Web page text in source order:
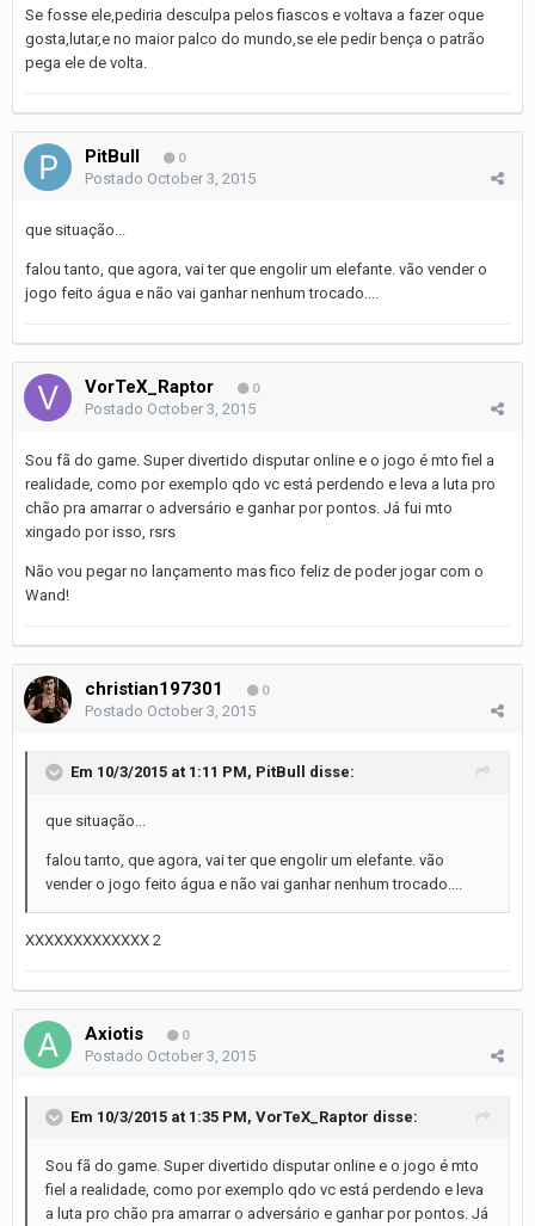
Se fosse ele,pediria desculpa pelos fiascos e voltava a fazer oque
gosta,lutar,e no maior palco do mundo,se ele pedir bença o patrão
pega ele de volta.
PitBull 0
Postado October 3, 2015
que situação...
falou tanto, que agora, vai ter que engolir um elefante. vão vender o
jogo feito água e não vai ganhar nenhum trocado....
VorTeX_Raptor 0
Postado October 3, 2015
Sou fã do game. Super divertido disputar online e o jogo é mto fiel a
realidade, como por exemplo qdo vc está perdendo e leva a luta pro
chão pra amarrar o adversário e ganhar por pontos. Já fui mto
xingado por isso, rsrs
Não vou pegar no lançamento mas fico feliz de poder jogar com o
Wand!
christian197301 0
Postado October 3, 2015
Em 10/3/2015 at 1:11 PM, PitBull disse:
que situação...
falou tanto, que agora, vai ter que engolir um elefante. vão
vender o jogo feito água e não vai ganhar nenhum trocado....
XXXXXXXXXXXXX 2
Axiotis 0
Postado October 3, 2015
Em 10/3/2015 at 1:35 PM, VorTeX_Raptor disse:
Sou fã do game. Super divertido disputar online e o jogo é mto
fiel a realidade, como por exemplo qdo vc está perdendo e leva
a luta pro chão pra amarrar o adversário e ganhar por pontos. Já